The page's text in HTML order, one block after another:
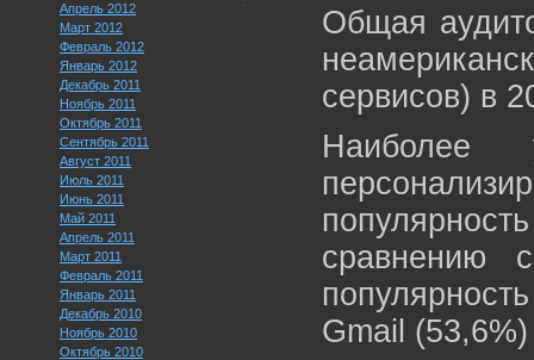
Апрель 2012
Март 2012
Февраль 2012
Январь 2012
Декабрь 2011
Ноябрь 2011
Октябрь 2011
Сентябрь 2011
Август 2011
Июль 2011
Июнь 2011
Май 2011
Апрель 2011
Март 2011
Февраль 2011
Январь 2011
Декабрь 2010
Ноябрь 2010
Октябрь 2010
Общая
сервисов) в
Наиболее
сравнению
Gmail